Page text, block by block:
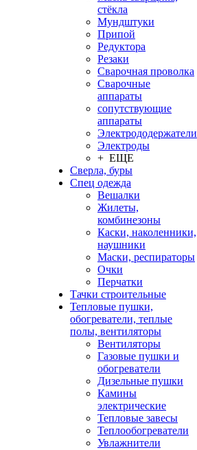
стёкла
Мундштуки
Припой
Редуктора
Резаки
Сварочная проволка
Сварочные
аппараты
сопутствующие
аппараты
Электрододержатели
Электроды
+ ЕЩЕ
Сверла, буры
Спец одежда
Вешалки
Жилеты,
комбинезоны
Каски, наколенники,
наушники
Маски, респираторы
Очки
Перчатки
Тачки строительные
Тепловые пушки,
обогреватели, теплые
полы, вентиляторы
Вентиляторы
Газовые пушки и
обогреватели
Дизельные пушки
Камины
электрические
Тепловые завесы
Теплообогреватели
Увлажнители